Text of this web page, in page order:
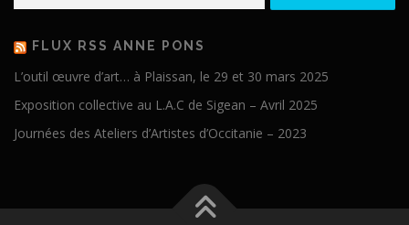
FLUX RSS ANNE PONS
L’outil œuvre d’art… à Plaissan, le 29 et 30 mars 2025
Exposition collective au L.A.C de Sigean – Avril 2025
Journées des Ateliers d’Artistes d’Occitanie – 2023